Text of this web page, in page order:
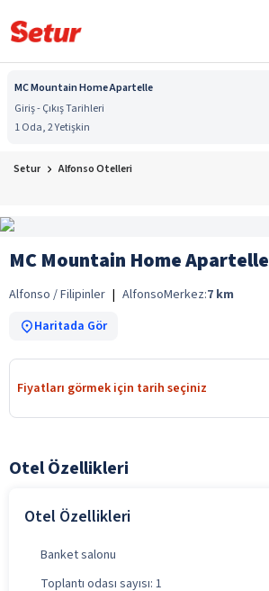
MC Mountain Home Apartelle
Giriş - Çıkış Tarihleri
1 Oda, 2 Yetişkin
Setur Alfonso Otelleri
MC Mountain Home Apartelle
Alfonso / Filipinler | AlfonsoMerkez:7 km
Haritada Gör
Fiyatları görmek için tarih seçiniz
Otel Özellikleri
Otel Özellikleri
Banket salonu
Toplantı odası sayısı: 1